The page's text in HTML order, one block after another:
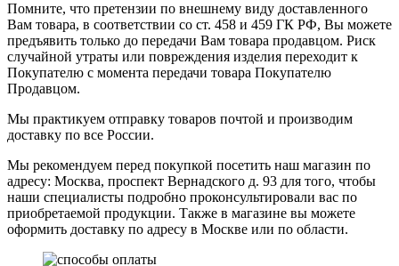
Помните, что претензии по внешнему виду доставленного
Вам товара, в соответствии со ст. 458 и 459 ГК РФ, Вы можете
предъявить только до передачи Вам товара продавцом. Риск
случайной утраты или повреждения изделия переходит к
Покупателю с момента передачи товара Покупателю
Продавцом.
Мы практикуем отправку товаров почтой и производим
доставку по все России.
Мы рекомендуем перед покупкой посетить наш магазин по
адресу: Москва, проспект Вернадского д. 93 для того, чтобы
наши специалисты подробно проконсультировали вас по
приобретаемой продукции. Также в магазине вы можете
оформить доставку по адресу в Москве или по области.